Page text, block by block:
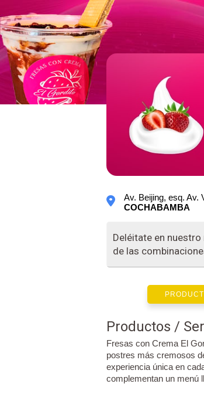
Av. Beijing, esq. Av.
COCHABAMBA
Deléitate en
de las
Productos /
Fresas con Crema El
postres más cremosos
experiencia única en
complementan un menú